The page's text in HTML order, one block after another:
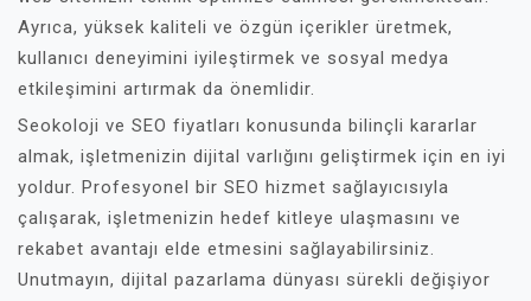
Ayrıca, yüksek kaliteli ve özgün içerikler üretmek,
kullanıcı deneyimini iyileştirmek ve sosyal medya
etkileşimini artırmak da önemlidir.
Seokoloji ve SEO fiyatları konusunda bilinçli kararlar
almak, işletmenizin dijital varlığını geliştirmek için en iyi
yoldur. Profesyonel bir SEO hizmet sağlayıcısıyla
çalışarak, işletmenizin hedef kitleye ulaşmasını ve
rekabet avantajı elde etmesini sağlayabilirsiniz.
Unutmayın, dijital pazarlama dünyası sürekli değişiyor